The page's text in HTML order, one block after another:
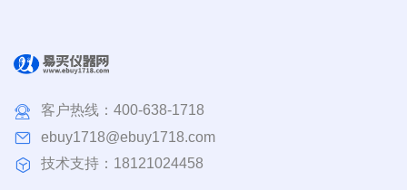
客户热线： 400-638-1718
ebuy1718@ebuy1718.com
技术支持：18121024458